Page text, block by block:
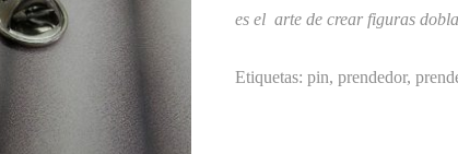
es el arte de crear figuras
Etiquetas: pin, prendedor,